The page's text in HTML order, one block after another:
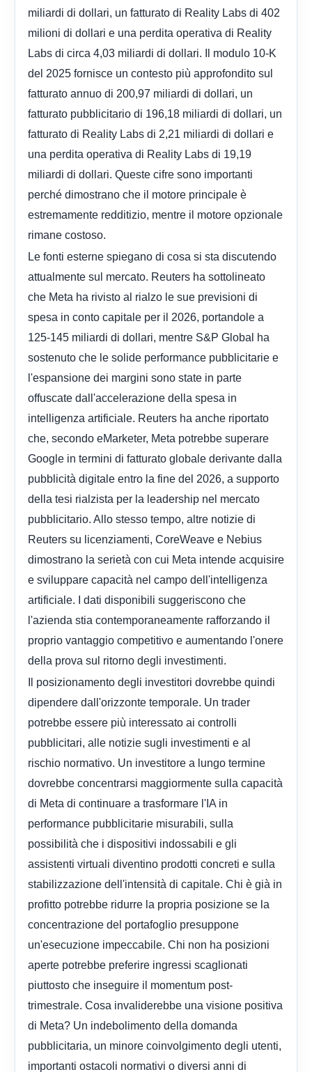
miliardi di dollari, un fatturato di Reality Labs di 402
milioni di dollari e una perdita operativa di Reality
Labs di circa 4,03 miliardi di dollari. Il modulo 10-K
del 2025 fornisce un contesto più approfondito sul
fatturato annuo di 200,97 miliardi di dollari, un
fatturato pubblicitario di 196,18 miliardi di dollari, un
fatturato di Reality Labs di 2,21 miliardi di dollari e
una perdita operativa di Reality Labs di 19,19
miliardi di dollari. Queste cifre sono importanti
perché dimostrano che il motore principale è
estremamente redditizio, mentre il motore opzionale
rimane costoso.
Le fonti esterne spiegano di cosa si sta discutendo
attualmente sul mercato. Reuters ha sottolineato
che Meta ha rivisto al rialzo le sue previsioni di
spesa in conto capitale per il 2026, portandole a
125-145 miliardi di dollari, mentre S&P Global ha
sostenuto che le solide performance pubblicitarie e
l'espansione dei margini sono state in parte
offuscate dall'accelerazione della spesa in
intelligenza artificiale. Reuters ha anche riportato
che, secondo eMarketer, Meta potrebbe superare
Google in termini di fatturato globale derivante dalla
pubblicità digitale entro la fine del 2026, a supporto
della tesi rialzista per la leadership nel mercato
pubblicitario. Allo stesso tempo, altre notizie di
Reuters su licenziamenti, CoreWeave e Nebius
dimostrano la serietà con cui Meta intende acquisire
e sviluppare capacità nel campo dell'intelligenza
artificiale. I dati disponibili suggeriscono che
l'azienda stia contemporaneamente rafforzando il
proprio vantaggio competitivo e aumentando l'onere
della prova sul ritorno degli investimenti.
Il posizionamento degli investitori dovrebbe quindi
dipendere dall'orizzonte temporale. Un trader
potrebbe essere più interessato ai controlli
pubblicitari, alle notizie sugli investimenti e al
rischio normativo. Un investitore a lungo termine
dovrebbe concentrarsi maggiormente sulla capacità
di Meta di continuare a trasformare l'IA in
performance pubblicitarie misurabili, sulla
possibilità che i dispositivi indossabili e gli
assistenti virtuali diventino prodotti concreti e sulla
stabilizzazione dell'intensità di capitale. Chi è già in
profitto potrebbe ridurre la propria posizione se la
concentrazione del portafoglio presuppone
un'esecuzione impeccabile. Chi non ha posizioni
aperte potrebbe preferire ingressi scaglionati
piuttosto che inseguire il momentum post-
trimestrale. Cosa invaliderebbe una visione positiva
di Meta? Un indebolimento della domanda
pubblicitaria, un minore coinvolgimento degli utenti,
importanti ostacoli normativi o diversi anni di